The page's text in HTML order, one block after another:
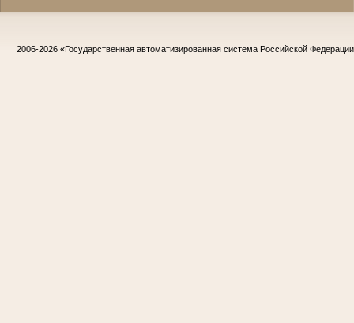
2006-2026 «Государственная автоматизированная система Российской